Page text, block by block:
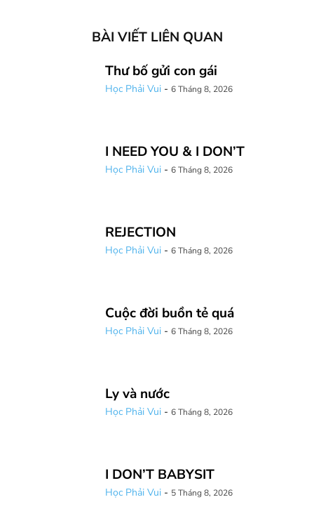
BÀI VIẾT LIÊN QUAN
Thư bố gửi con gái
Học Phải Vui - 6 Tháng 8, 2026
I NEED YOU & I DON’T
Học Phải Vui - 6 Tháng 8, 2026
REJECTION
Học Phải Vui - 6 Tháng 8, 2026
Cuộc đời buồn tẻ quá
Học Phải Vui - 6 Tháng 8, 2026
Ly và nước
Học Phải Vui - 6 Tháng 8, 2026
I DON’T BABYSIT
Học Phải Vui - 5 Tháng 8, 2026